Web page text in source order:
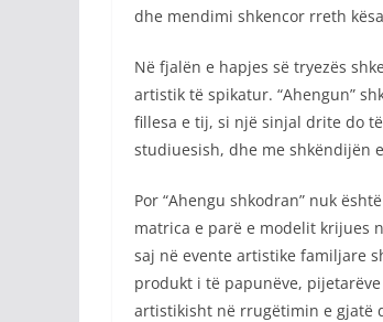
dhe mendimi shkencor rreth
Në fjalën e hapjes së tryezës
artistik të spikatur. “Ahengun”
fillesa e tij, si një sinjal drite do
studiuesish, dhe me shkëndijën
Por “Ahengu shkodran” nuk
matrica e parë e modelit krijues
saj në evente artistike familjare
produkt i të papunëve,
artistikisht në rrugëtimin e gjatë